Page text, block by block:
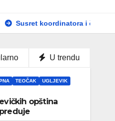
i članova RG Majevica i
U trendu
TEOČAK
UGLJEVIK
opština